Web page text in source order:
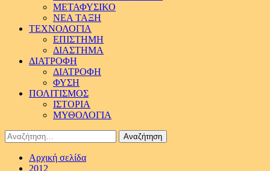
ΜΕΤΑΦΥΣΙΚΟ
ΝΕΑ ΤΑΞΗ
ΤΕΧΝΟΛΟΓΙΑ
ΕΠΙΣΤΗΜΗ
ΔΙΑΣΤΗΜΑ
ΔΙΑΤΡΟΦΗ
ΔΙΑΤΡΟΦΗ
ΦΥΣΗ
ΠΟΛΙΤΙΣΜΟΣ
ΙΣΤΟΡΙΑ
ΜΥΘΟΛΟΓΙΑ
Αναζήτηση
για:
Αρχική σελίδα
2012